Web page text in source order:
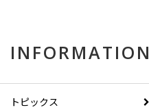
INFORMATION
トピックス